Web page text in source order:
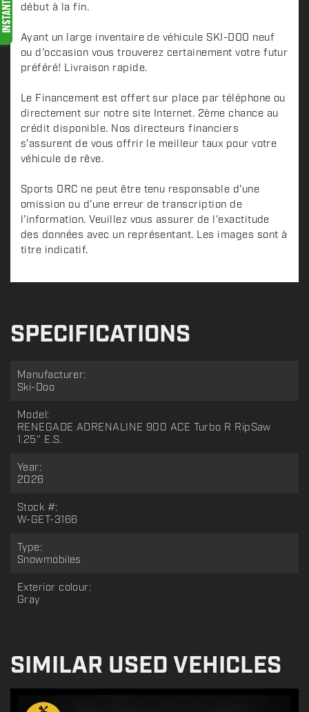
début à la fin.
Ayant un large inventaire de véhicule SKI-DOO neuf
ou d'occasion vous trouverez certainement votre futur
préféré! Livraison rapide.
Le Financement est offert sur place par téléphone ou
directement sur notre site Internet. 2ème chance au
crédit disponible. Nos directeurs financiers
s'assurent de vous offrir le meilleur taux pour votre
véhicule de rêve.
Sports DRC ne peut être tenu responsable d'une
omission ou d'une erreur de transcription de
l'information. Veuillez vous assurer de l'exactitude
des données avec un représentant. Les images sont à
titre indicatif.
SPECIFICATIONS
Manufacturer:
Ski-Doo
Model:
RENEGADE ADRENALINE 900 ACE Turbo R RipSaw
1.25'' E.S.
Year:
2026
Stock #:
W-GET-3166
Type:
Snowmobiles
Exterior colour:
Gray
SIMILAR USED VEHICLES